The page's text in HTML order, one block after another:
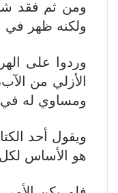
ومن ثم فقد
ولكنه ظهر في
وردوا على
الأزلي من
ومساوي له في
ويقول أحد
هو الأساس لكل